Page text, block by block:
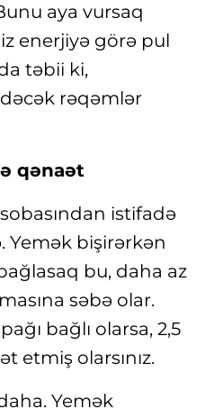
aya vursaq
enerjiyə görə pul
təbii ki,
rəqəmlər
qənaət
istifadə
Yemək bişirərkən
bu, daha az
səbə olar.
bağlı olarsa, 2,5
etmiş olarsınız.
Yemək